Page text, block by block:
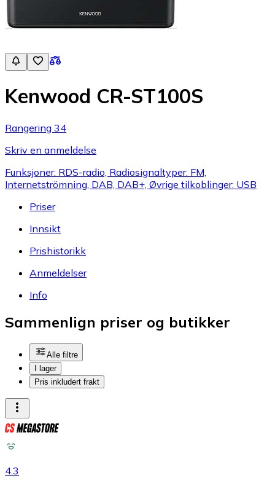
Kenwood CR-ST100S
Rangering 34
Skriv en anmeldelse
Funksjoner: RDS-radio, Radiosignaltyper: FM,
Internetströmning, DAB, DAB+, Øvrige tilkoblinger: USB
Priser
Innsikt
Prishistorikk
Anmeldelser
Info
Sammenlign priser og butikker
Alle filtre
I lager
Pris inkludert frakt
4.3